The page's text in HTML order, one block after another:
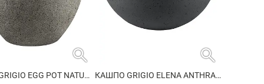
search
КАШПО GRIGIO EGG POT NATURAL-CONCRETE
search
КАШПО GRIGIO ELENA ANTHRACITE